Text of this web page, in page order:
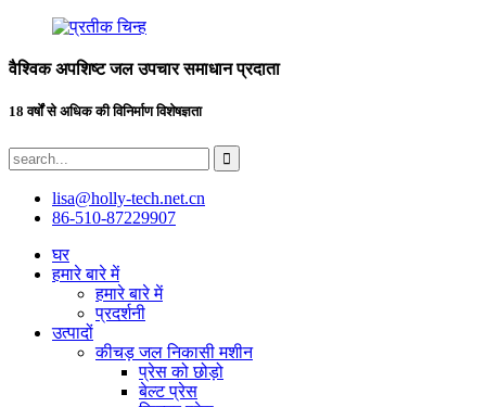
वैश्विक अपशिष्ट जल उपचार समाधान प्रदाता
18 वर्षों से अधिक की विनिर्माण विशेषज्ञता
lisa@holly-tech.net.cn
86-510-87229907
घर
हमारे बारे में
हमारे बारे में
प्रदर्शनी
उत्पादों
कीचड़ जल निकासी मशीन
प्रेस को छोड़ो
बेल्ट प्रेस